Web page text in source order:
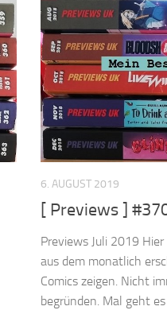
6. AUGUST 2019
[ Previews ]
Previews Juli 2019
aus dem monatlich
Comics zeigen. Nicht
begründen. Mal geht